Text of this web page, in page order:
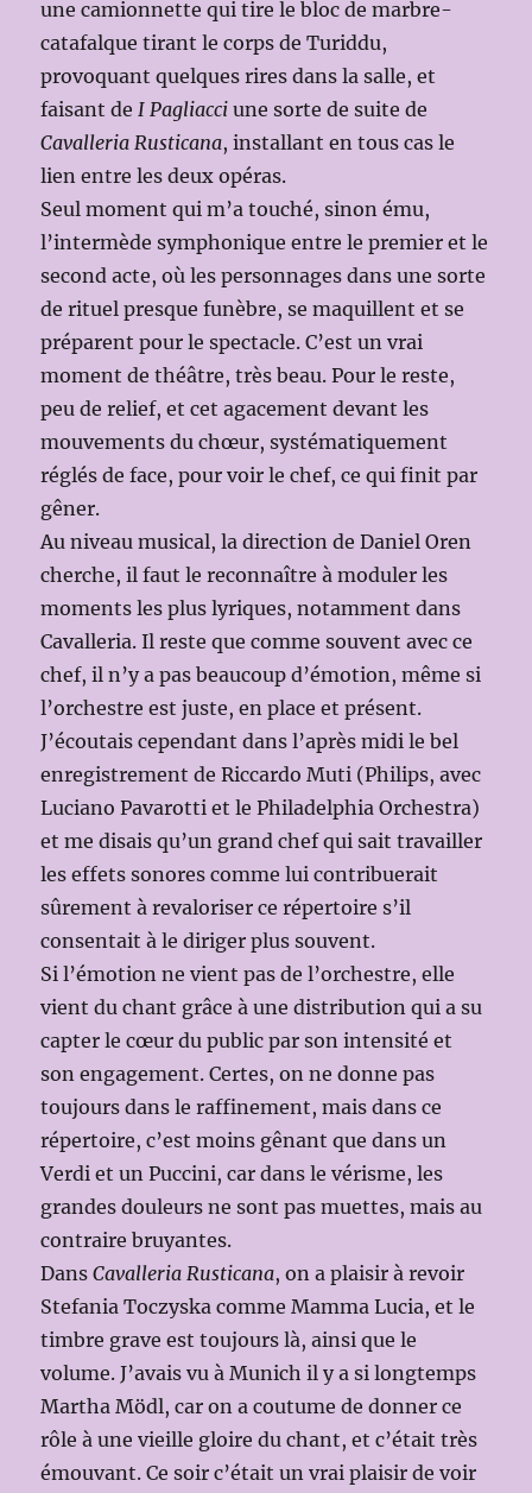
une camionnette qui tire le bloc de marbre-
catafalque tirant le corps de Turiddu,
provoquant quelques rires dans la salle, et
faisant deI Pagliacci une sorte de suite de
Cavalleria Rusticana, installant en tous cas le
lien entre les deux opéras.
Seul moment qui m’a touché, sinon ému,
l’intermède symphonique entre le premier et le
second acte, où les personnages dans une sorte
de rituel presque funèbre, se maquillent et se
préparent pour le spectacle. C’est un vrai
moment de théâtre, très beau. Pour le reste,
peu de relief, et cet agacement devant les
mouvements du chœur, systématiquement
réglés de face, pour voir le chef, ce qui finit par
gêner.
Au niveau musical, la direction de Daniel Oren
cherche, il faut le reconnaître à moduler les
moments les plus lyriques, notamment dans
Cavalleria. Il reste que comme souvent avec ce
chef, il n’y a pas beaucoup d’émotion, même si
l’orchestre est juste, en place et présent.
J’écoutais cependant dans l’après midi le bel
enregistrement de Riccardo Muti (Philips, avec
Luciano Pavarotti et le Philadelphia Orchestra)
et me disais qu’un grand chef qui sait travailler
les effets sonores comme lui contribuerait
sûrement à revaloriser ce répertoire s’il
consentait à le diriger plus souvent.
Si l’émotion ne vient pas de l’orchestre, elle
vient du chant grâce à une distribution qui a su
capter le cœur du public par son intensité et
son engagement. Certes, on ne donne pas
toujours dans le raffinement, mais dans ce
répertoire, c’est moins gênant que dans un
Verdi et un Puccini, car dans le vérisme, les
grandes douleurs ne sont pas muettes, mais au
contraire bruyantes.
DansCavalleria Rusticana, on a plaisir à revoir
Stefania Toczyska comme Mamma Lucia, et le
timbre grave est toujours là, ainsi que le
volume. J’avais vu à Munich il y a si longtemps
Martha Mödl, car on a coutume de donner ce
rôle à une vieille gloire du chant, et c’était très
émouvant. Ce soir c’était un vrai plaisir de voir